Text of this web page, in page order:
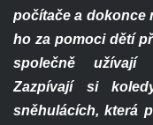
počítače a dokonce
ho za pomoci dětí
společně užívají
Zazpívají si
sněhulácích, která